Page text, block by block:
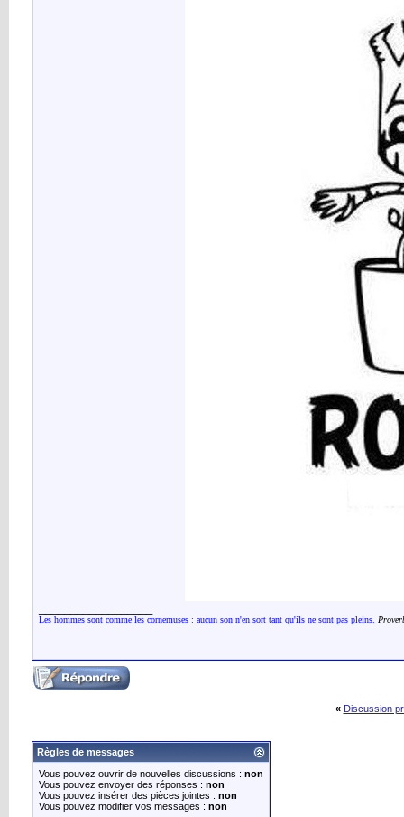
Les hommes sont comme les cornemuses : aucun son n'en sort tant qu'ils ne sont pas pleins.
« Discussion
Règles de messages
Vous pouvez ouvrir de nouvelles discussions : non
Vous pouvez envoyer des réponses : non
Vous pouvez insérer des pièces jointes : non
Vous pouvez modifier vos messages : non